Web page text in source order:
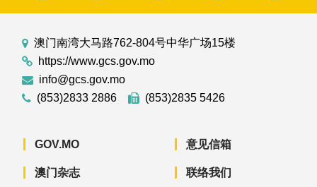
澳门南湾大马路762-804号中华广场15楼
https://www.gcs.gov.mo
info@gcs.gov.mo
(853)2833 2886
(853)2835 5426
GOV.MO
澳门杂志
意见信箱
联络我们